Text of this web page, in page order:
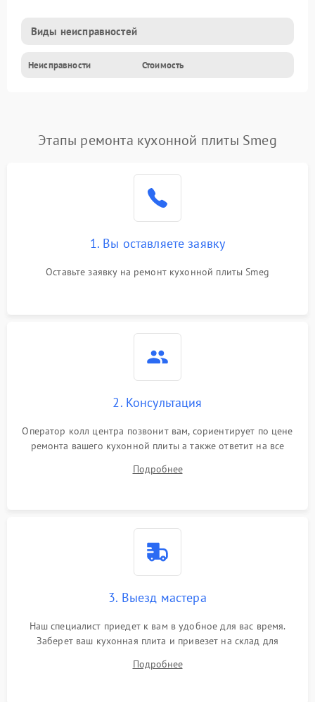
Виды неисправностей
Неисправности Стоимость
Этапы ремонта кухонной плиты Smeg
1. Вы оставляете заявку
Оставьте заявку на ремонт кухонной плиты Smeg
2. Консультация
Оператор колл центра позвонит вам, сориентирует по цене
ремонта вашего кухонной плиты а также ответит на все
Подробнее
3. Выезд мастера
Наш специалист приедет к вам в удобное для вас время.
Заберет ваш кухонная плита и привезет на склад для
Подробнее